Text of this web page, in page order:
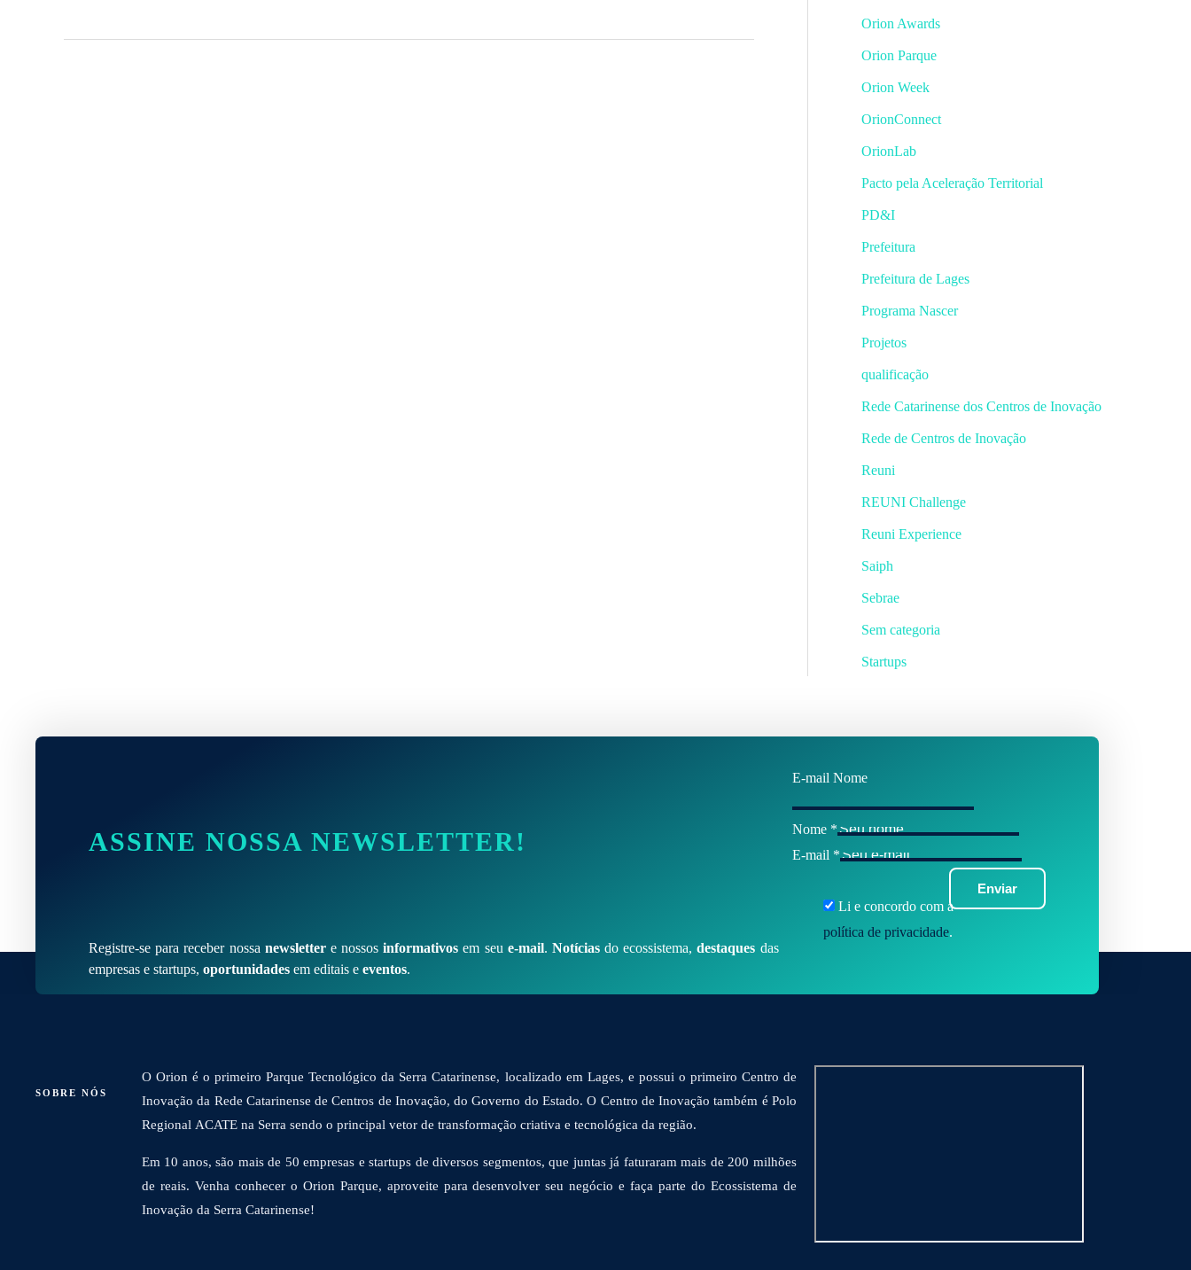
Orion Awards
Orion Parque
Orion Week
OrionConnect
OrionLab
Pacto pela Aceleração Territorial
PD&I
Prefeitura
Prefeitura de Lages
Programa Nascer
Projetos
qualificação
Rede Catarinense dos Centros de Inovação
Rede de Centros de Inovação
Reuni
REUNI Challenge
Reuni Experience
Saiph
Sebrae
Sem categoria
Startups
ASSINE NOSSA NEWSLETTER!
Registre-se para receber nossa newslettere nossosinformativos em seu e-mail. Notíciasdo ecossistema,destaques das
empresas e startups, oportunidades em editais e eventos.
E-mail Nome
Nome *
E-mail *
Enviar
Li e concordo com a
política de privacidade.
SOBRE NÓS
O Orion é o primeiro Parque Tecnológico da Serra Catarinense, localizado em Lages, e possui o primeiro Centro de
Inovação da Rede Catarinense de Centros de Inovação, do Governo do Estado. O Centro de Inovação também é Polo
Regional ACATE na Serra sendo o principal vetor de transformação criativa e tecnológica da região.
Em 10 anos, são mais de 50 empresas e startups de diversos segmentos, que juntas já faturaram mais de 200 milhões
de reais. Venha conhecer o Orion Parque, aproveite para desenvolver seu negócio e faça parte do Ecossistema de
Inovação da Serra Catarinense!